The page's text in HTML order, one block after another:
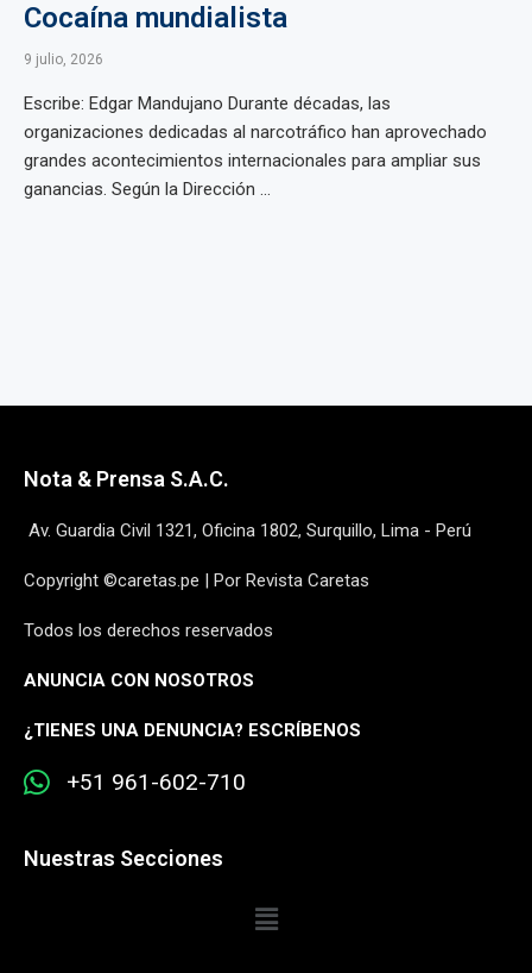
Cocaína mundialista
9 julio, 2026
Escribe: Edgar Mandujano Durante décadas, las
organizaciones dedicadas al narcotráfico han aprovechado
grandes acontecimientos internacionales para ampliar sus
ganancias. Según la Dirección ...
Nota & Prensa S.A.C.
Av. Guardia Civil 1321, Oficina 1802, Surquillo, Lima - Perú
Copyright ©caretas.pe | Por Revista Caretas
Todos los derechos reservados
ANUNCIA CON NOSOTROS
¿TIENES UNA DENUNCIA? ESCRÍBENOS
+51 961-602-710
Nuestras Secciones